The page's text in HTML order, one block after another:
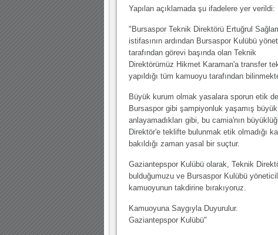
11.11.2025 14:13 |Hoş geldin Ertuğrul Bebek!
12.10.2025 17:30 | MUTLULUKLAR SİNAN SILACI
16.07.2024 14:32 |Hoş geldin Kerem Bebek!
08.01.2024 19:01 |Hoş geldin Aslan bebek!
03.01.2024 19:09 |Hoş geldin Güneş bebek!
Yapılan açıklamada şu ifadelere yer verildi:
"Bursaspor Teknik Direktörü Ertuğrul
istifasının ardından Bursaspor Kulübü
tarafından görevi başında olan Teknik
Direktörümüz Hikmet Karaman'a transfer
yapıldığı tüm kamuoyu tarafından
Büyük kurum olmak yasalara sporun etik
Bursaspor gibi şampiyonluk yaşamış
anlayamadıkları gibi, bu camia'nın
Direktör'e teklifte bulunmak etik olmadığı
bakıldığı zaman yasal bir suçtur.
Gaziantepspor Kulübü olarak, Teknik
bulduğumuzu ve Bursaspor Kulübü
kamuoyunun takdirine bırakıyoruz.
Kamuoyuna Saygıyla Duyurulur.
Gaziantepspor Kulübü"